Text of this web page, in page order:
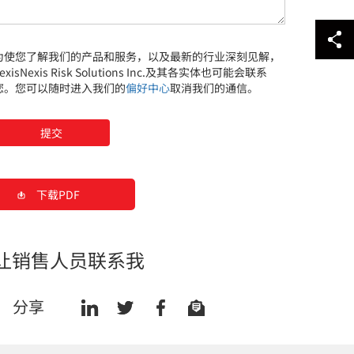
使您了解我们的产品和服务，以及最新的行业深刻见解，
Risk Solutions Inc.及其各实体也可能会联系
。您可以随时进入我们的偏好中心取消我们的通信。
提交
下载PDF
销售人员联系我
分享